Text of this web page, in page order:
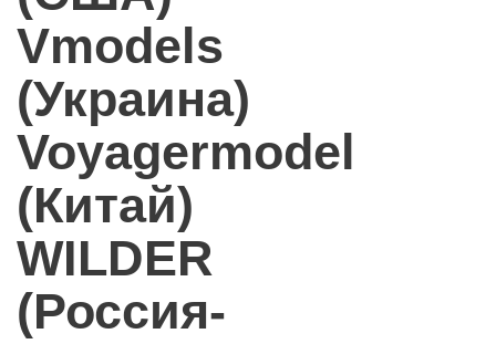
Vmodels
(Украина)
Voyagermodel
(Китай)
WILDER
(Россия-